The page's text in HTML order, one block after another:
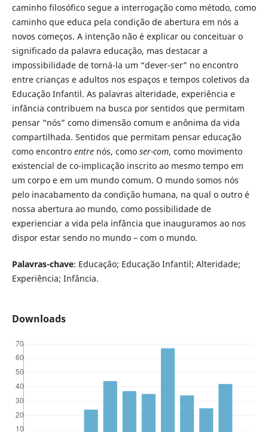
caminho filosófico segue a interrogação como método, como
caminho que educa pela condição de abertura em nós a
novos começos. A intenção não é explicar ou conceituar o
significado da palavra educação, mas destacar a
impossibilidade de torná-la um “dever-ser” no encontro
entre crianças e adultos nos espaços e tempos coletivos da
Educação Infantil. As palavras alteridade, experiência e
infância contribuem na busca por sentidos que permitam
pensar “nós” como dimensão comum e anônima da vida
compartilhada. Sentidos que permitam pensar educação
como encontro entrenós, como ser-com, como movimento
existencial de co-implicação inscrito ao mesmo tempo em
um corpo e em um mundo comum. O mundo somos nós
pelo inacabamento da condição humana, na qual o outro é
nossa abertura ao mundo, como possibilidade de
experienciar a vida pela infância que inauguramos ao nos
dispor estar sendo no mundo – com o mundo.
Palavras-chave: Educação; Educação Infantil; Alteridade;
Experiência; Infância.
Downloads